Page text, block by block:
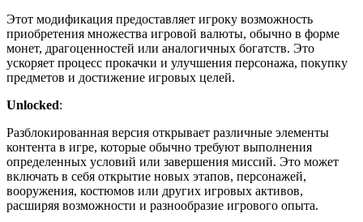
Этот модификация предоставляет игроку возможность
приобретения множества игровой валюты, обычно в форме
монет, драгоценностей или аналогичных богатств. Это
ускоряет процесс прокачки и улучшения персонажа, покупку
предметов и достижение игровых целей.
Unlocked:
Разблокированная версия открывает различные элементы
контента в игре, которые обычно требуют выполнения
определенных условий или завершения миссий. Это может
включать в себя открытие новых этапов, персонажей,
вооружения, костюмов или других игровых активов,
расширяя возможности и разнообразие игрового опыта.